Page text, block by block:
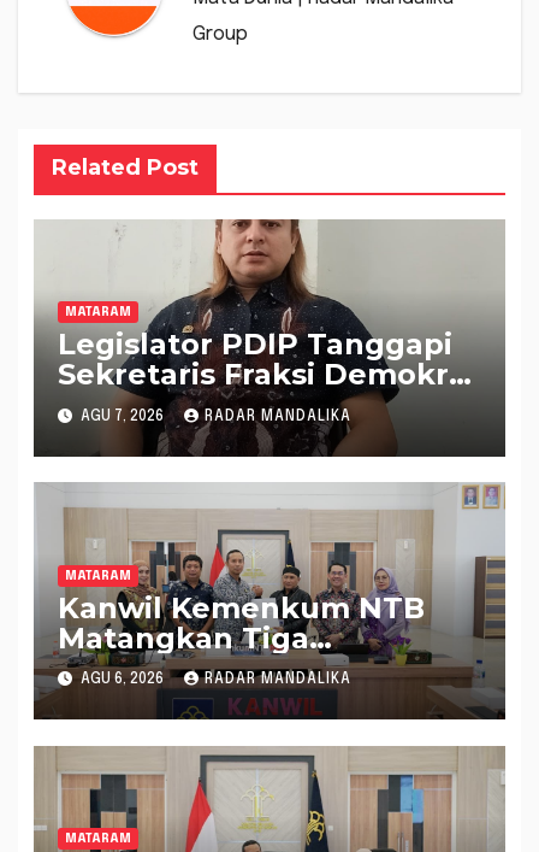
Group
Related Post
MATARAM
Legislator PDIP Tanggapi
Sekretaris Fraksi Demokrat
: WTP Bukan Tameng
Menolak Audit Dana
Pergeseran BTT Rp 484
AGU 7, 2026 RADAR MANDALIKA
MATARAM
Kanwil Kemenkum NTB
Matangkan Tiga
Rancangan Perbup
Sumbawa Barat melalui
Harmonisasi Regulasi
AGU 6, 2026 RADAR MANDALIKA
MATARAM